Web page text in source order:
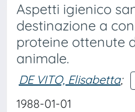
Aspetti igienico
destinazione a
proteine ottenute
animale.
DE VITO, Elisabetta;
1988-01-01